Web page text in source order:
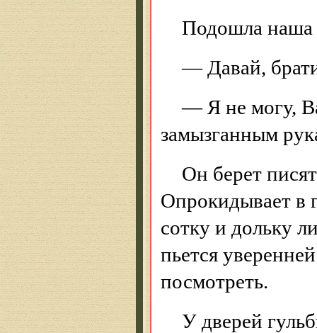
Подошла наша
— Давай,
— Я не могу,
замызганным
Он берет
Опрокидывает в
сотку и дольку
пьется
посмотреть.
У дверей